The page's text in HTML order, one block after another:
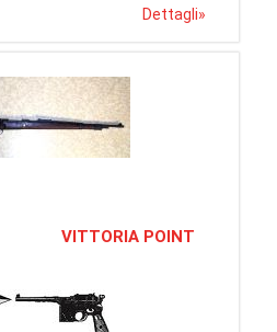
Dettagli»
VITTORIA POINT